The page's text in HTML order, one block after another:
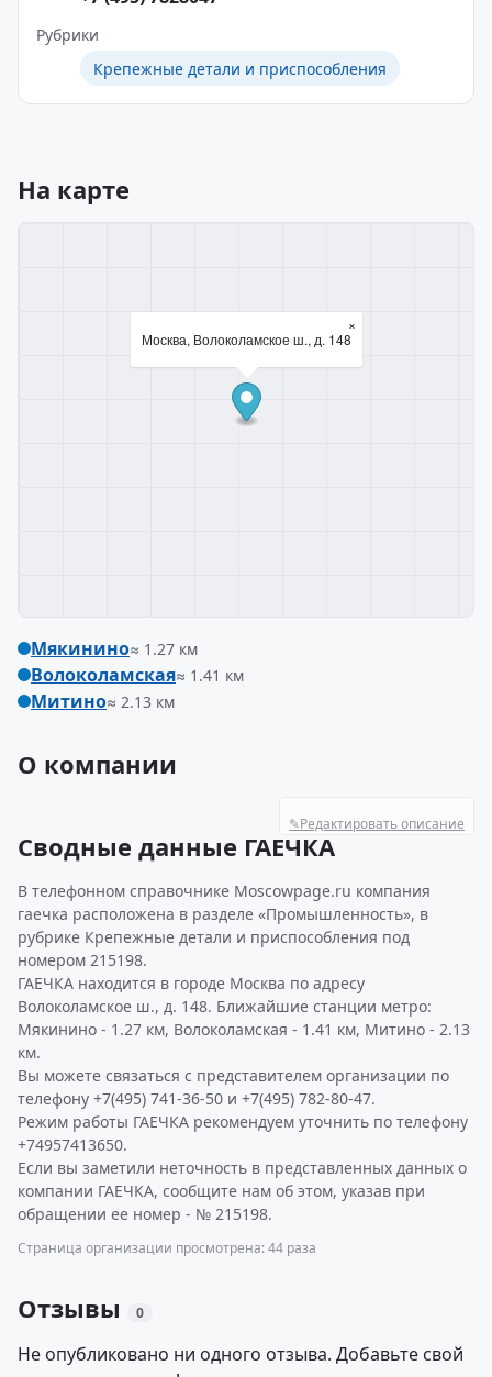
Рубрики
Крепежные детали и приспособления
На карте
Москва, Волоколамское ш., д. 148
×
Мякинино≈ 1.27 км
Волоколамская≈ 1.41 км
Митино≈ 2.13 км
О компании
✎Редактировать описание
Сводные данные ГАЕЧКА
В телефонном справочнике Moscowpage.ru компания
гаечка расположена в разделе «Промышленность», в
рубрике Крепежные детали и приспособления под
номером 215198.
ГАЕЧКА находится в городе Москва по адресу
Волоколамское ш., д. 148. Ближайшие станции метро:
Мякинино - 1.27 км, Волоколамская - 1.41 км, Митино - 2.13
км.
Вы можете связаться с представителем организации по
телефону +7(495) 741-36-50 и +7(495) 782-80-47.
Режим работы ГАЕЧКА рекомендуем уточнить по телефону
+74957413650.
Если вы заметили неточность в представленных данных о
компании ГАЕЧКА, сообщите нам об этом, указав при
обращении ее номер - № 215198.
Страница организации просмотрена: 44 раза
Отзывы 0
Не опубликовано ни одного отзыва. Добавьте свой